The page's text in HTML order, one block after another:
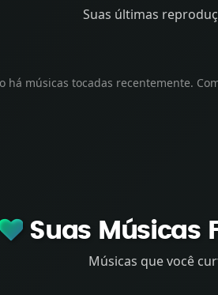
Suas últimas
há músicas tocadas recentemente.
Suas Músicas
Músicas que você